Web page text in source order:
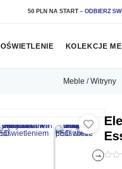
50 PLN NA START– ODBIERZ
OŚWIETLENIE KOLEKCJE
Meble/Witryny
→